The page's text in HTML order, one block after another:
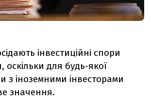
інвестиційні спори
оскільки для будь-якої
з іноземними інвесторами
значення.